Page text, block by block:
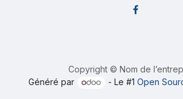
Copyright © Nom de
Généré par
- Le #1Open